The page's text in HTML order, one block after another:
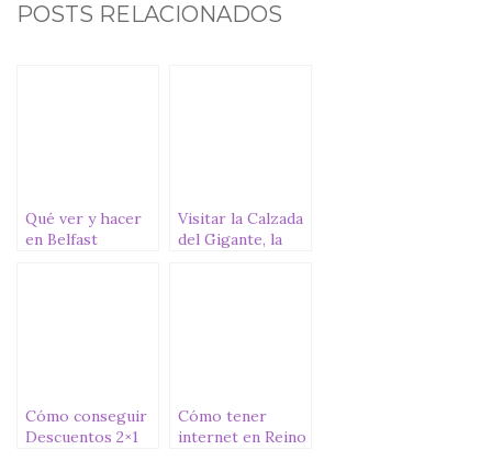
c it at ai m
POSTS RELACIONADOS
Qué ver y hacer
en Belfast
Visitar la Calzada
del Gigante, la
Cómo conseguir
Descuentos 2×1
Cómo tener
internet en Reino